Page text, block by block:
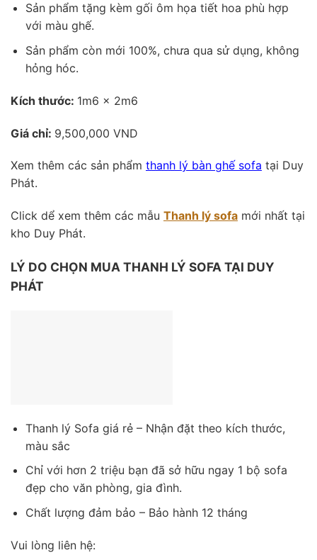
Sản phẩm tặng kèm gối ôm họa tiết hoa phù hợp
với màu ghế.
Sản phẩm còn mới 100%, chưa qua sử dụng, không
hỏng hóc.
Kích thước: 1m6 x 2m6
Giá chỉ: 9,500,000 VND
Xem thêm các sản phẩm thanh lý bàn ghế sofa tại Duy
Phát.
Click dể xem thêm các mẫu Thanh lý sofa mới nhất tại
kho Duy Phát.
LÝ DO CHỌN MUA THANH LÝ SOFA TẠI DUY
PHÁT
Thanh lý Sofa giá rẻ – Nhận đặt theo kích thước,
màu sắc
Chỉ với hơn 2 triệu bạn đã sở hữu ngay 1 bộ sofa
đẹp cho văn phòng, gia đình.
Chất lượng đảm bảo – Bảo hành 12 tháng
Vui lòng liên hệ: